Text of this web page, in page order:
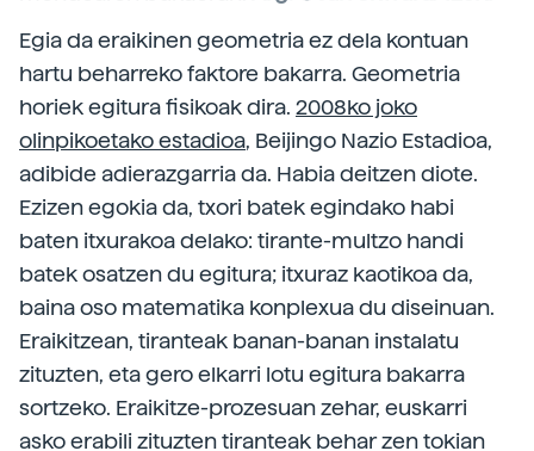
Egia da eraikinen geometria ez dela kontuan
hartu beharreko faktore bakarra. Geometria
horiek egitura fisikoak dira. 2008ko joko
olinpikoetako estadioa, Beijingo Nazio Estadioa,
adibide adierazgarria da. Habia deitzen diote.
Ezizen egokia da, txori batek egindako habi
baten itxurakoa delako: tirante-multzo handi
batek osatzen du egitura; itxuraz kaotikoa da,
baina oso matematika konplexua du diseinuan.
Eraikitzean, tiranteak banan-banan instalatu
zituzten, eta gero elkarri lotu egitura bakarra
sortzeko. Eraikitze-prozesuan zehar, euskarri
asko erabili zituzten tiranteak behar zen tokian